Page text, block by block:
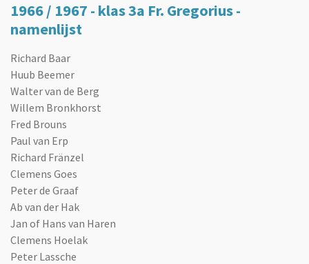
1966 / 1967 - klas 3a Fr. Gregorius -
namenlijst
Richard Baar
Huub Beemer
Walter van de Berg
Willem Bronkhorst
Fred Brouns
Paul van Erp
Richard Fränzel
Clemens Goes
Peter de Graaf
Ab van der Hak
Jan of Hans van Haren
Clemens Hoelak
Peter Lassche